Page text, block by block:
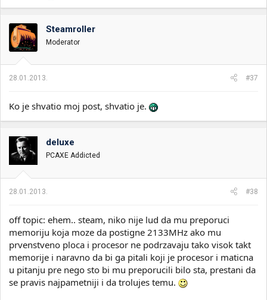
Steamroller
Moderator
28.01.2013. #37
Ko je shvatio moj post, shvatio je.
deluxe
PCAXE Addicted
28.01.2013. #38
off topic: ehem.. steam, niko nije lud da mu preporuci
memoriju koja moze da postigne 2133MHz ako mu
prvenstveno ploca i procesor ne podrzavaju tako visok takt
memorije i naravno da bi ga pitali koji je procesor i maticna
u pitanju pre nego sto bi mu preporucili bilo sta, prestani da
se pravis najpametniji i da trolujes temu.